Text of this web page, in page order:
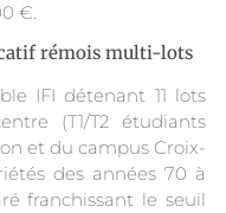
€.
rémois multi-lots
IFI détenant 11 lots
(T1/T2 étudiants
et du campus Croix-
des années 70 à
franchissant le seuil